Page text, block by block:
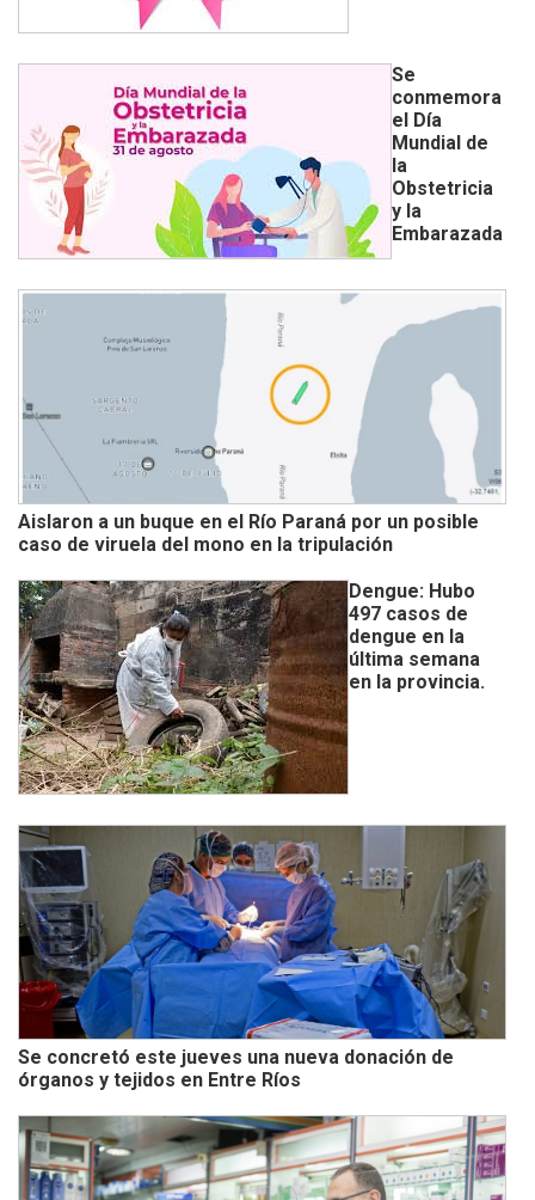
Se
conmemora
el Día
Mundial de
la
Obstetricia
y la
Embarazada
Aislaron a un buque en el Río Paraná por un posible
caso de viruela del mono en la tripulación
Dengue: Hubo
497 casos de
dengue en la
última semana
en la provincia.
Se concretó este jueves una nueva donación de
órganos y tejidos en Entre Ríos